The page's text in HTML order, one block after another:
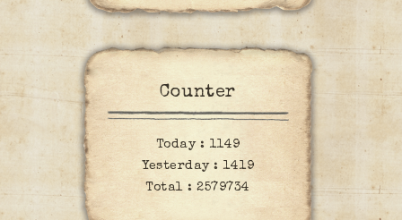
Counter
Today : 1149
Yesterday : 1419
Total :2579734